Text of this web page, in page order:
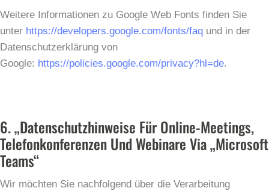
Weitere Informationen zu Google Web Fonts finden Sie
unter https://developers.google.com/fonts/faq und in der
Datenschutzerklärung von
Google: https://policies.google.com/privacy?hl=de.
6. „Datenschutzhinweise Für Online-Meetings,
Telefonkonferenzen Und Webinare Via „Microsoft
Teams“
Wir möchten Sie nachfolgend über die Verarbeitung